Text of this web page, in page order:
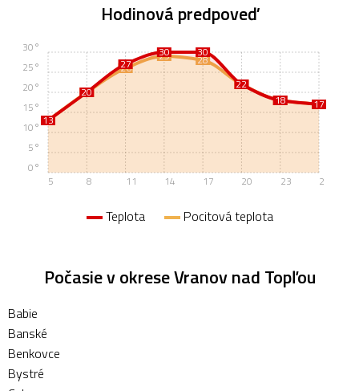
Hodinová predpoveď
13
20
26
29
28
22
18
17
13
20
27
30 30
22
18
17
5 8 11 14 17 20 23 2
0°
5°
10°
15°
20°
25°
30°
Teplota Pocitová teplota
Počasie v okrese Vranov nad Topľou
Babie
Banské
Benkovce
Bystré